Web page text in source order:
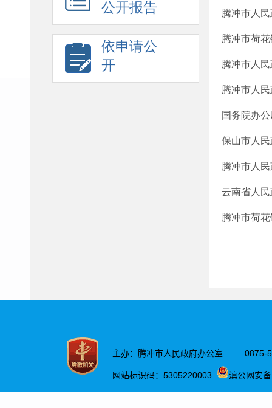
公开报告
依申请公
开
腾冲市人
腾冲市荷
腾冲市人
腾冲市人
国务院办
保山市人
腾冲市人
云南省人
腾冲市荷